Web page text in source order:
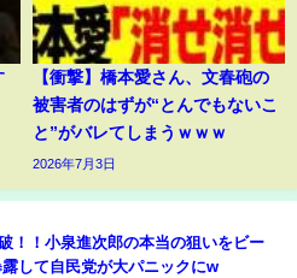
【衝撃】橋本愛さん、文春砲の
被害者のはずが“とんでもないこ
と”がバレてしまうｗｗｗ
2026年7月3日
！！小泉進次郎の本当の狙いをビー
露して自民党が大パニックにw